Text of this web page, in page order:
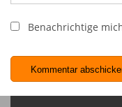
Benachrichtige